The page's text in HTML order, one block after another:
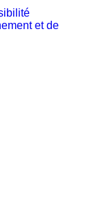
et de